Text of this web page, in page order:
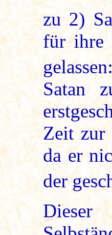
zu 2)
für ihre
Satan
Zeit zur
da er
der
Dieser